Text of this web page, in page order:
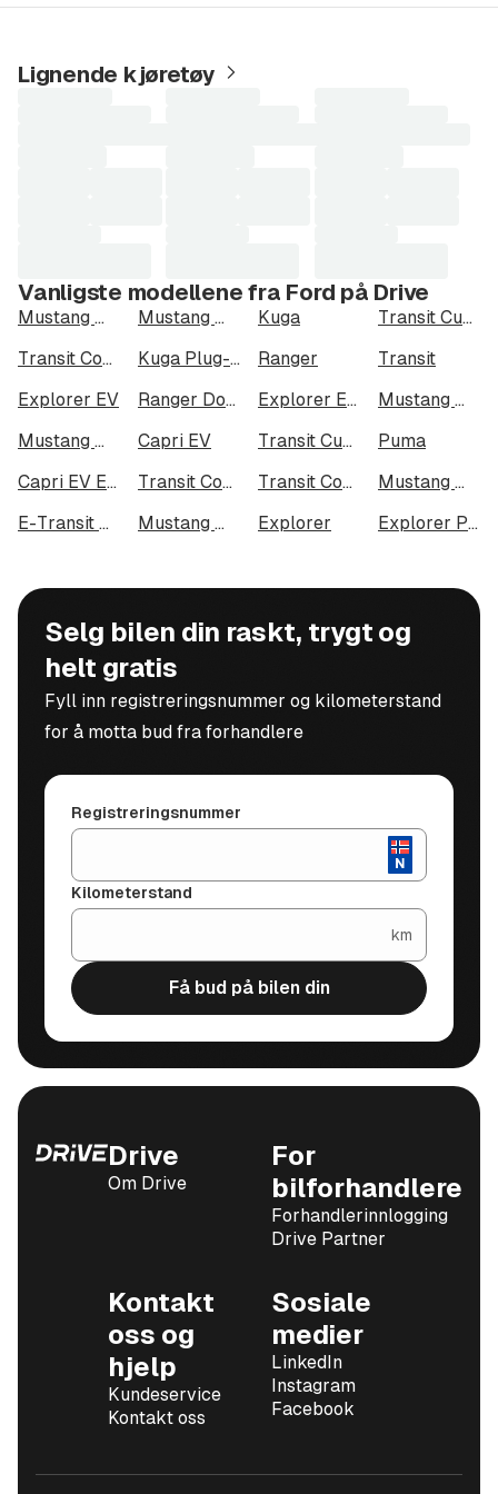
aller største bilvirksomheter.
Lignende kjøretøy
Vanligste modellene fra Ford på Drive
Mustang Mach-E Mustang Mach-E Long Range AWD Kuga
Transit Custom
Transit Connect
Kuga Plug-In Hybrid Ranger
Transit
Explorer EV
Ranger Dobbelcab Explorer EV Extended Range AWD
Mustang Mach-E GT
Mustang Mach-E Long Range
Capri EV Transit Custom 320
Puma
Capri EV Extended Range AWD
Transit Connect 240 LWB Transit Courier
Mustang Mach-E Standard Range AWD
E-Transit Custom 320
Mustang Mach-E Standard Range Explorer Explorer Plug-In Hybrid
Selg bilen din raskt, trygt og
helt gratis
Fyll inn registreringsnummer og kilometerstand
for å motta bud fra forhandlere
Registreringsnummer
Kilometerstand
km
Få bud på bilen din
Drive
Om Drive
For
bilforhandlere
Forhandlerinnlogging
Drive Partner
Kontakt
oss og
hjelp
Kundeservice
Kontakt oss
Sosiale
medier
LinkedIn
Instagram
Facebook